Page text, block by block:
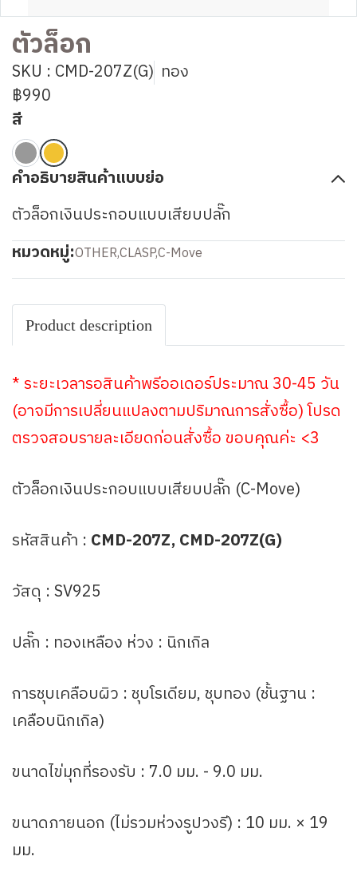
ตัวล็อก
SKU : CMD-207Z(G) ทอง
฿990
สี
คำอธิบายสินค้าแบบย่อ
ตัวล็อกเงินประกอบแบบเสียบปลั๊ก
หมวดหมู่:OTHER,CLASP,C-Move
Product description
* ระยะเวลารอสินค้าพรีออเดอร์ประมาณ 30-45 วัน
(อาจมีการเปลี่ยนแปลงตามปริมาณการสั่งซื้อ) โปรด
ตรวจสอบรายละเอียดก่อนสั่งซื้อ ขอบคุณค่ะ <3
ตัวล็อกเงินประกอบแบบเสียบปลั๊ก (C-Move)
รหัสสินค้า : CMD-207Z, CMD-207Z(G)
วัสดุ : SV925
ปลั๊ก : ทองเหลือง ห่วง : นิกเกิล
การชุบเคลือบผิว : ชุบโรเดียม, ชุบทอง (ชั้นฐาน :
เคลือบนิกเกิล)
ขนาดไข่มุกที่รองรับ : 7.0 มม. - 9.0 มม.
ขนาดภายนอก (ไม่รวมห่วงรูปวงรี) : 10 มม. × 19
มม.